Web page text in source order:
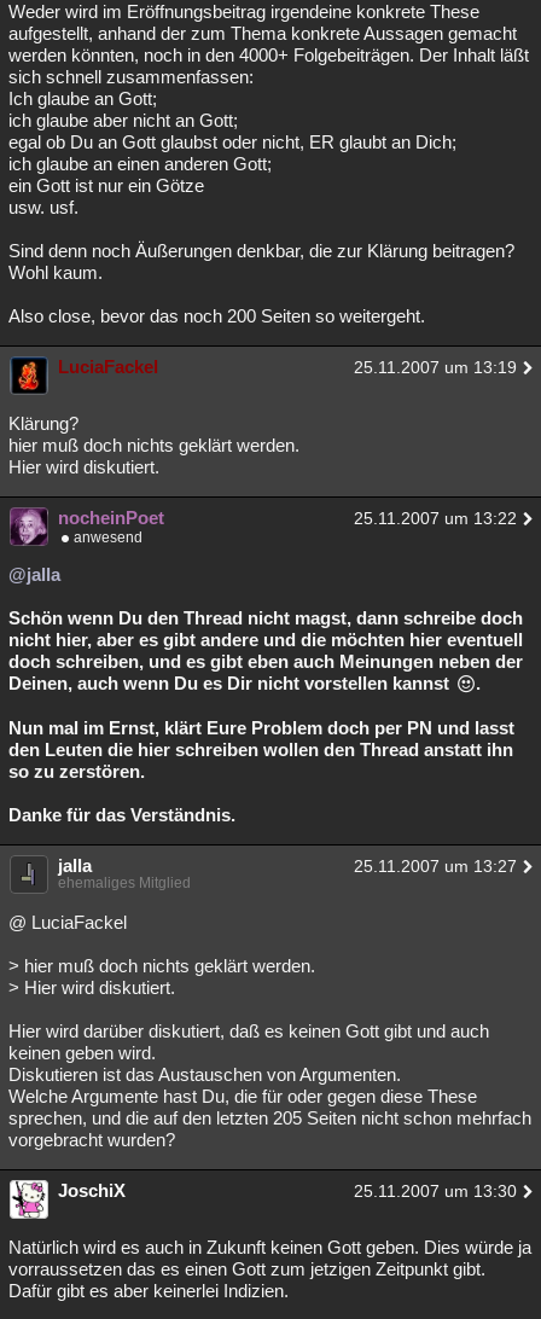
Weder wird im Eröffnungsbeitrag irgendeine konkrete These
aufgestellt, anhand der zum Thema konkrete Aussagen gemacht
werden könnten, noch in den 4000+ Folgebeiträgen. Der Inhalt läßt
sich schnell zusammenfassen:
Ich glaube an Gott;
ich glaube aber nicht an Gott;
egal ob Du an Gott glaubst oder nicht, ER glaubt an Dich;
ich glaube an einen anderen Gott;
ein Gott ist nur ein Götze
usw. usf.
Sind denn noch Äußerungen denkbar, die zur Klärung beitragen?
Wohl kaum.
Also close, bevor das noch 200 Seiten so weitergeht.
LuciaFackel 25.11.2007 um 13:19
Klärung?
hier muß doch nichts geklärt werden.
Hier wird diskutiert.
nocheinPoet 25.11.2007 um 13:22
anwesend
@jalla
Schön wenn Du den Thread nicht magst, dann schreibe doch
nicht hier, aber es gibt andere und die möchten hier eventuell
doch schreiben, und es gibt eben auch Meinungen neben der
Deinen, auch wenn Du es Dir nicht vorstellen kannst
.
Nun mal im Ernst, klärt Eure Problem doch per PN und lasst
den Leuten die hier schreiben wollen den Thread anstatt ihn
so zu zerstören.
Danke für das Verständnis.
jalla 25.11.2007 um 13:27
ehemaliges Mitglied
@ LuciaFackel
> hier muß doch nichts geklärt werden.
> Hier wird diskutiert.
Hier wird darüber diskutiert, daß es keinen Gott gibt und auch
keinen geben wird.
Diskutieren ist das Austauschen von Argumenten.
Welche Argumente hast Du, die für oder gegen diese These
sprechen, und die auf den letzten 205 Seiten nicht schon mehrfach
vorgebracht wurden?
JoschiX 25.11.2007 um 13:30
Natürlich wird es auch in Zukunft keinen Gott geben. Dies würde ja
vorraussetzen das es einen Gott zum jetzigen Zeitpunkt gibt.
Dafür gibt es aber keinerlei Indizien.